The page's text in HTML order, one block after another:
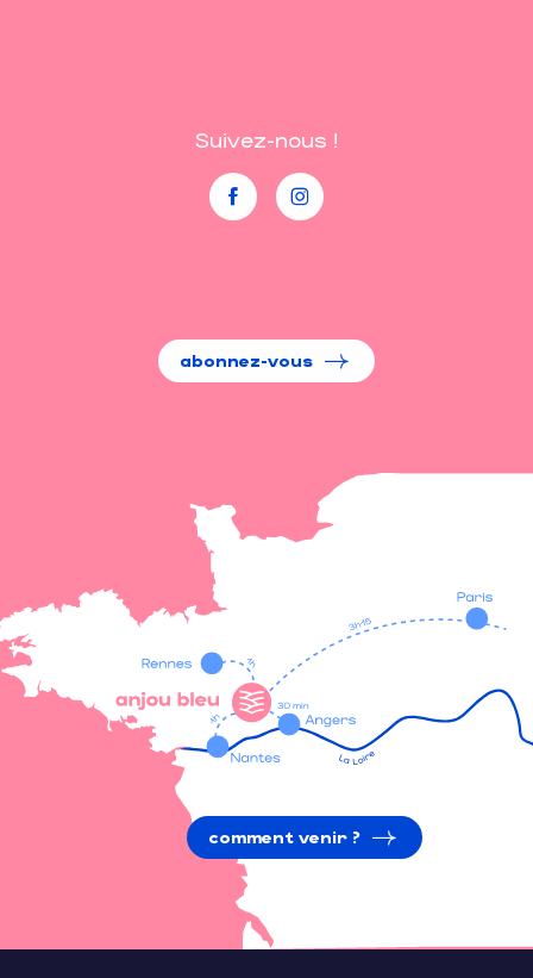
Suivez-nous !
abonnez-vous
comment venir ?